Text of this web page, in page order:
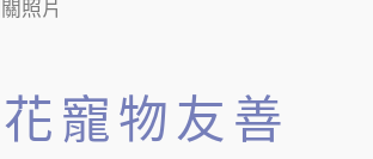
照片
寵物友善